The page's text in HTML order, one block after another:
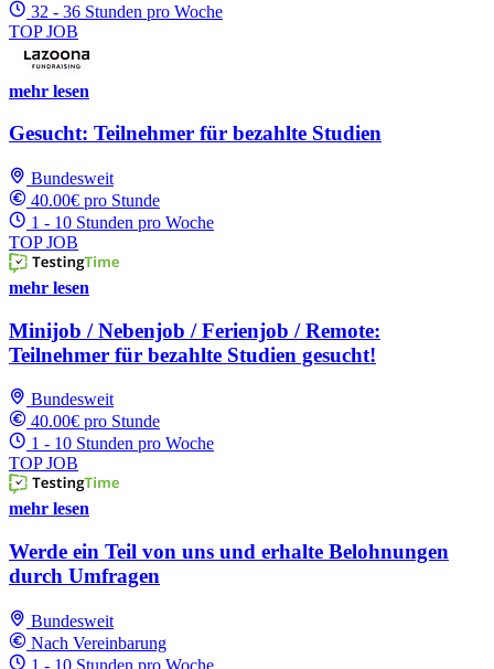
32 - 36 Stunden pro Woche
TOP JOB
mehr lesen
Gesucht: Teilnehmer für bezahlte Studien
Bundesweit
40.00€ pro Stunde
1 - 10 Stunden pro Woche
TOP JOB
mehr lesen
Minijob / Nebenjob / Ferienjob / Remote:
Teilnehmer für bezahlte Studien gesucht!
Bundesweit
40.00€ pro Stunde
1 - 10 Stunden pro Woche
TOP JOB
mehr lesen
Werde ein Teil von uns und erhalte Belohnungen
durch Umfragen
Bundesweit
Nach Vereinbarung
1 - 10 Stunden pro Woche